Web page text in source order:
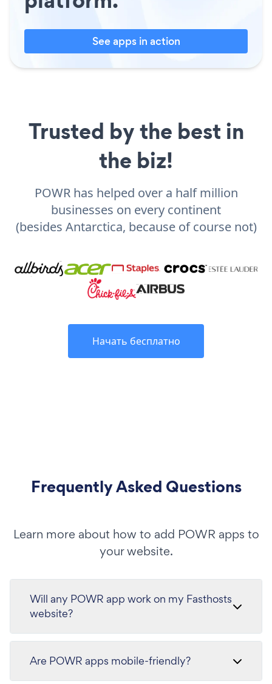
See apps in action
Trusted by the best in
the biz!
POWR has helped over a half million
businesses on every continent
(besides Antarctica, because of course not)
Начать бесплатно
Frequently Asked Questions
Learn more about how to add POWR apps to
your website.
Will any POWR app work on my Fasthosts
website?
Are POWR apps mobile-friendly?